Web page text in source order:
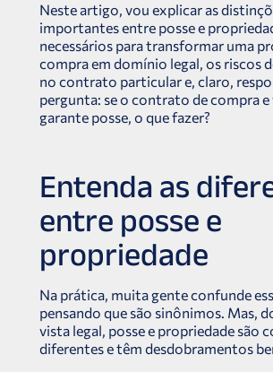
Neste artigo, vou explicar as
importantes entre posse e
necessários para transformar uma
compra em domínio legal, os riscos
no contrato particular e, claro,
pergunta: se o contrato de compra e
garante posse, o que fazer?
Entenda as
entre posse e
propriedade
Na prática, muita gente confunde
pensando que são sinônimos. Mas,
vista legal, posse e propriedade são
diferentes e têm desdobramentos